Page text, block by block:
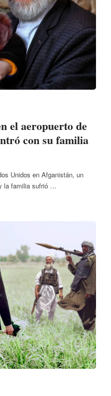
el aeropuerto de
con su familia
Unidos en Afganistán, un
la familia sufrió …